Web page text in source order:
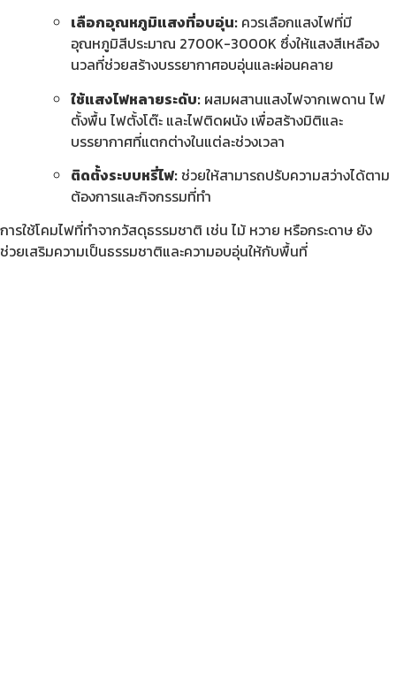
เลือกอุณหภูมิแสงที่อบอุ่น: ควรเลือกแสงไฟที่มี
อุณหภูมิสีประมาณ 2700K-3000K ซึ่งให้แสงสีเหลือง
นวลที่ช่วยสร้างบรรยากาศอบอุ่นและผ่อนคลาย
ใช้แสงไฟหลายระดับ: ผสมผสานแสงไฟจากเพดาน ไฟ
ตั้งพื้น ไฟตั้งโต๊ะ และไฟติดผนัง เพื่อสร้างมิติและ
บรรยากาศที่แตกต่างในแต่ละช่วงเวลา
ติดตั้งระบบหรี่ไฟ: ช่วยให้สามารถปรับความสว่างได้ตาม
ต้องการและกิจกรรมที่ทำ
การใช้โคมไฟที่ทำจากวัสดุธรรมชาติ เช่น ไม้ หวาย หรือกระดาษ ยัง
ช่วยเสริมความเป็นธรรมชาติและความอบอุ่นให้กับพื้นที่